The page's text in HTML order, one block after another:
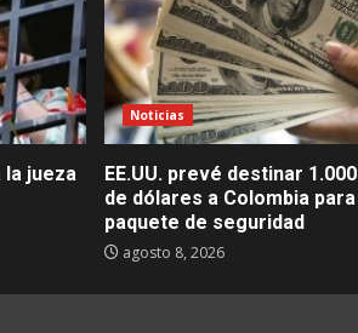
jueza
Noticias
EE.UU. prevé destinar
de dólares a Colombia para
paquete de seguridad
agosto 8, 2026